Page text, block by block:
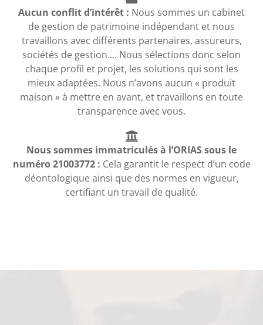
Aucun conflit d’intérêt : Nous sommes un cabinet
de gestion de patrimoine indépendant et nous
travaillons avec différents partenaires, assureurs,
sociétés de gestion…. Nous sélections donc selon
chaque profil et projet, les solutions qui sont les
mieux adaptées. Nous n’avons aucun « produit
maison » à mettre en avant, et travaillons en toute
transparence avec vous.
Nous sommes immatriculés à l’ORIAS sous le
numéro 21003772 : Cela garantit le respect d’un code
déontologique ainsi que des normes en vigueur,
certifiant un travail de qualité.